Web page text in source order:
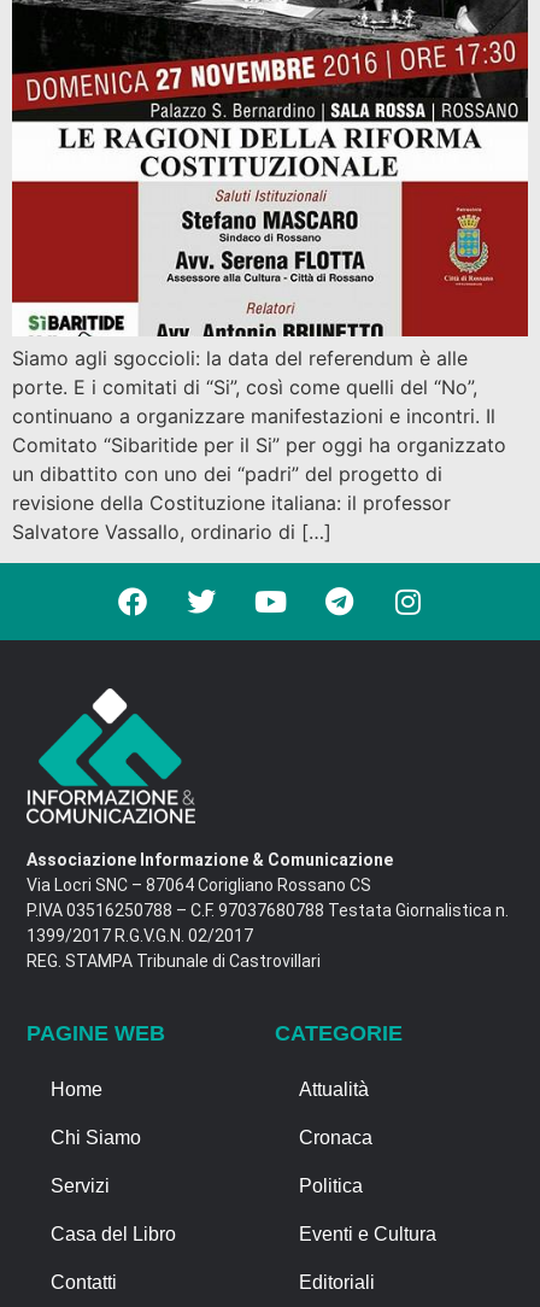
Siamo agli sgoccioli: la data del referendum è alle
porte. E i comitati di “Si”, così come quelli del “No”,
continuano a organizzare manifestazioni e incontri. Il
Comitato “Sibaritide per il Si” per oggi ha organizzato
un dibattito con uno dei “padri” del progetto di
revisione della Costituzione italiana: il professor
Salvatore Vassallo, ordinario di […]
Associazione Informazione & Comunicazione
Via Locri SNC – 87064 Corigliano Rossano CS
P.IVA 03516250788 – C.F. 97037680788 Testata Giornalistica n.
1399/2017 R.G.V.G.N. 02/2017
REG. STAMPA Tribunale di Castrovillari
PAGINE WEB
Home
Chi Siamo
Servizi
Casa del Libro
Contatti
CATEGORIE
Attualità
Cronaca
Politica
Eventi e Cultura
Editoriali